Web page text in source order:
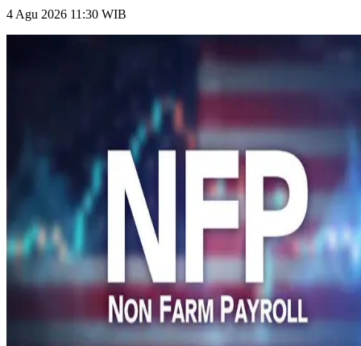
4 Agu 2026 11:30 WIB